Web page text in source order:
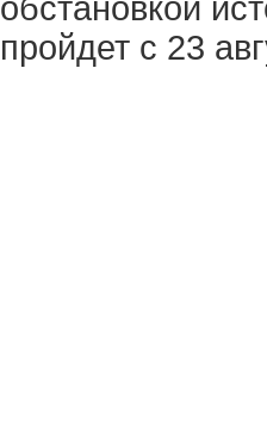
обстановкой
пройдет с 23